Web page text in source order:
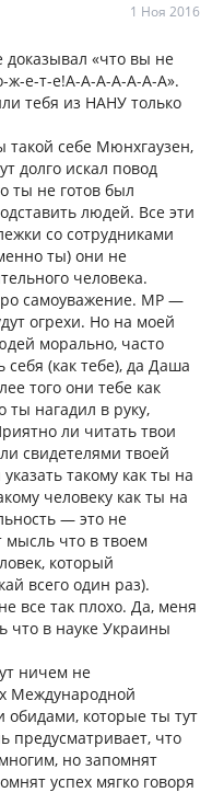
1 Ноя 2016
доказывал «что вы не
ж-е-т-е!А-А-А-А-А-А-А».
тебя из НАНУ только
такой себе Мюнхгаузен,
долго искал повод
ты не готов был
людей. Все эти
со сотрудниками
ты) они не
человека.
самоуважение. МР —
огрехи. Но на моей
морально, часто
(как тебе), да Даша
того они тебе как
ты нагадил в руку,
ли читать твои
свидетелями твоей
такому как ты на
человеку как ты на
— это не
мысль что в твоем
который
всего один раз).
все так плохо. Да, меня
что в науке Украины
ничем не
Международной
обидами, которые ты тут
предусматривает, что
но запомнят
успех мягко говоря